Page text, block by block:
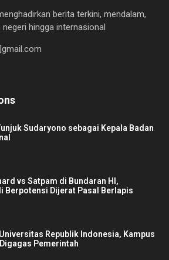
berita terkini, mendalam,
hingga internasional
Sudaryono sebagai Kepala Badan
vs Satpam di Bundaran HI,
Berpotensi Dijerat Pasal Berlapis
Republik Indonesia, Kampus
Pemerintah